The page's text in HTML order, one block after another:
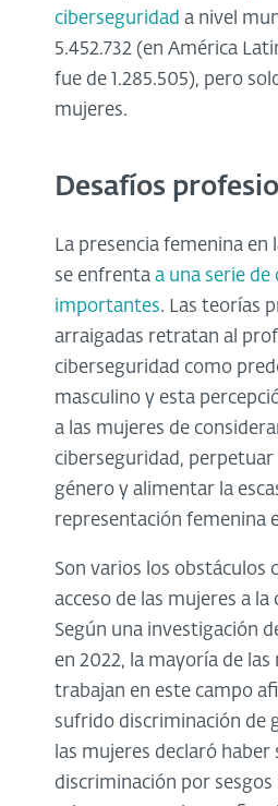
ciberseguridad a nivel
5.452.732 (en América
fue de 1.285.505), pero
mujeres.
Desafíos
La presencia femenina en
se enfrenta a una serie de
importantes. Las teorías
arraigadas retratan al
ciberseguridad como
masculino y esta
a las mujeres de
ciberseguridad, perpetuar
género y alimentar la
representación femenina
Son varios los obstáculos
acceso de las mujeres a la
Según una investigación
en 2022, la mayoría de las
trabajan en este campo
sufrido discriminación de
las mujeres declaró haber
discriminación por sesgos